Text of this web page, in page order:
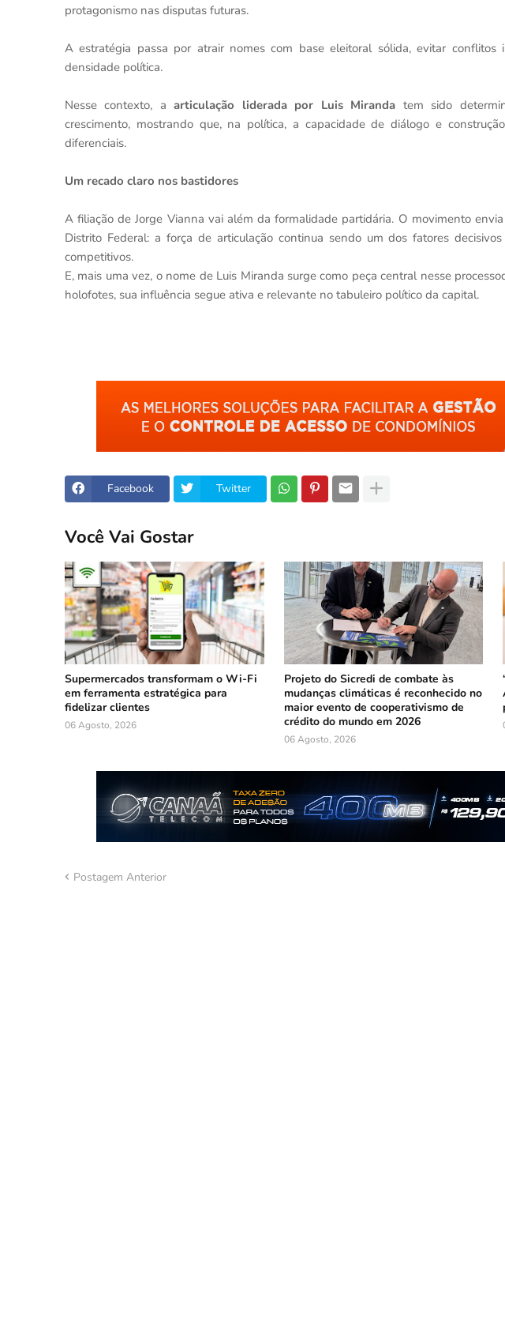
protagonismo nas disputas futuras.
A estratégia passa por atrair nomes com base eleitoral sólida, evitar conflitos
densidade política.
Nesse contexto, aarticulação liderada por Luis Miranda tem sido
crescimento, mostrando que, na política, a capacidade de diálogo e
diferenciais.
Um recado claro nos bastidores
A filiação de Jorge Vianna vai além da formalidade partidária. O movimento
Distrito Federal: a força de articulação continua sendo um dos fatores
competitivos.
E, mais uma vez, o nome de Luis Miranda surge como peça central nesse
holofotes, sua influência segue ativa e relevante no tabuleiro político da capital.
Facebook Twitter
Você Vai Gostar
Supermercados transformam o Wi-Fi
em ferramenta estratégica para
fidelizar clientes
06 Agosto, 2026
Projeto do Sicredi de combate às
mudanças climáticas é reconhecido no
maior evento de cooperativismo de
crédito do mundo em 2026
06 Agosto, 2026
Postagem Anterior